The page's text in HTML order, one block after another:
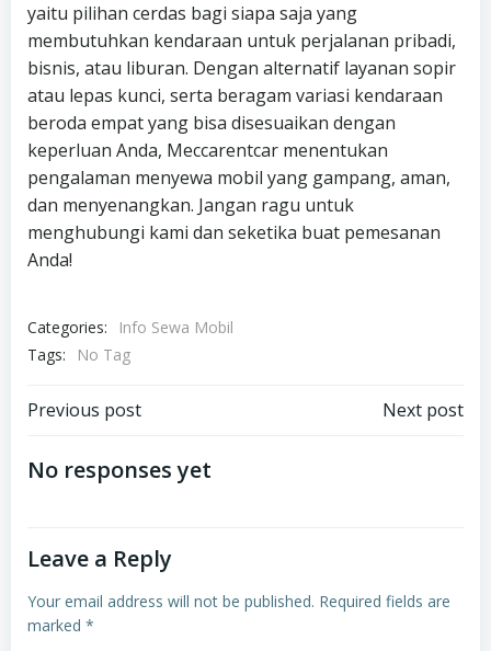
yaitu pilihan cerdas bagi siapa saja yang
membutuhkan kendaraan untuk perjalanan pribadi,
bisnis, atau liburan. Dengan alternatif layanan sopir
atau lepas kunci, serta beragam variasi kendaraan
beroda empat yang bisa disesuaikan dengan
keperluan Anda, Meccarentcar menentukan
pengalaman menyewa mobil yang gampang, aman,
dan menyenangkan. Jangan ragu untuk
menghubungi kami dan seketika buat pemesanan
Anda!
Categories:
Info Sewa Mobil
Tags:
No Tag
Post
navigation
Previous post Next post
No responses yet
Leave a Reply
Your email address will not be published. Required fields are
marked *